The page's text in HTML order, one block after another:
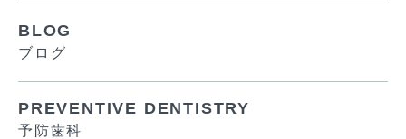
BLOG
ブログ
PREVENTIVE DENTISTRY
予防歯科